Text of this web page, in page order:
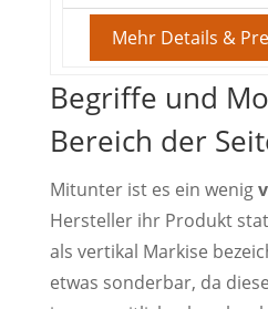
Mehr Details &
Begriffe und
Bereich der
Mitunter ist es ein wenig
Hersteller ihr Produkt
als vertikal Markise
etwas sonderbar, da